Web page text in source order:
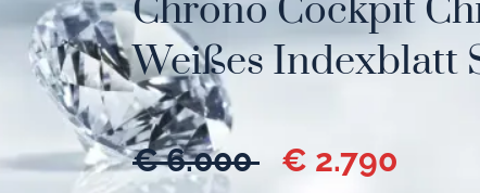
Chrono Cockpit
Weißes Indexblatt
€ 6.000 € 2.790